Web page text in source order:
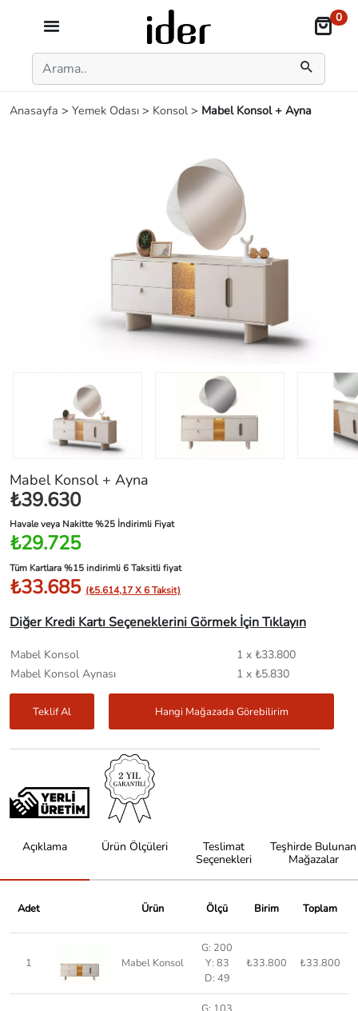
0
Anasayfa > Yemek Odası > Konsol > Mabel Konsol + Ayna
Mabel Konsol + Ayna
₺39.630
Havale veya Nakitte %25 İndirimli Fiyat
₺29.725
Tüm Kartlara %15 indirimli 6 Taksitli fiyat
₺33.685 (₺5.614,17 X 6 Taksit)
Diğer Kredi Kartı Seçeneklerini Görmek İçin Tıklayın
Mabel Konsol
1 x ₺33.800
Mabel Konsol Aynası
1 x ₺5.830
Teklif Al Hangi Mağazada Görebilirim
Açıklama Ürün Ölçüleri
Teslimat
Seçenekleri
Teşhirde Bulunan
Mağazalar
Adet Ürün Ölçü Birim Toplam
1 Mabel Konsol
G: 200
Y: 83
D: 49
₺33.800 ₺33.800